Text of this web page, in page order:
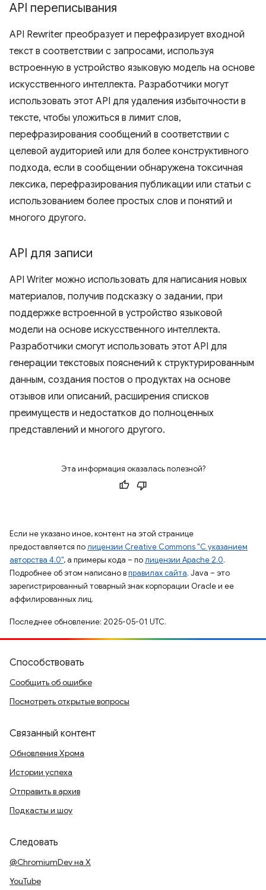
API переписывания
API Rewriter преобразует и перефразирует входной
текст в соответствии с запросами, используя
встроенную в устройство языковую модель на основе
искусственного интеллекта. Разработчики могут
использовать этот API для удаления избыточности в
тексте, чтобы уложиться в лимит слов,
перефразирования сообщений в соответствии с
целевой аудиторией или для более конструктивного
подхода, если в сообщении обнаружена токсичная
лексика, перефразирования публикации или статьи с
использованием более простых слов и понятий и
многого другого.
API для записи
API Writer можно использовать для написания новых
материалов, получив подсказку о задании, при
поддержке встроенной в устройство языковой
модели на основе искусственного интеллекта.
Разработчики смогут использовать этот API для
генерации текстовых пояснений к структурированным
данным, создания постов о продуктах на основе
отзывов или описаний, расширения списков
преимуществ и недостатков до полноценных
представлений и многого другого.
Эта информация оказалась полезной?
Если не указано иное, контент на этой странице
предоставляется полицензии Creative Commons "С указанием
авторства 4.0", а примеры кода – полицензии Apache 2.0.
Подробнее об этом написано вправилах сайта. Java – это
зарегистрированный товарный знак корпорации Oracle и ее
аффилированных лиц.
Последнее обновление: 2025-05-01 UTC.
Способствовать
Сообщить об ошибке
Посмотреть открытые вопросы
Связанный контент
Обновления Хрома
Истории успеха
Отправить в архив
Подкасты и шоу
Следовать
@ChromiumDev на X
YouTube